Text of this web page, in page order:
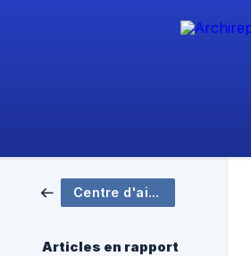
Centre d'aide Archireport
Articles en rapport